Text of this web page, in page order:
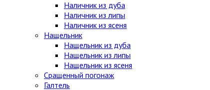
Наличник из дуба
Наличник из липы
Наличник из ясеня
Нащельник
Нащельник из дуба
Нащельник из липы
Нащельник из ясеня
Сращенный погонаж
Галтель